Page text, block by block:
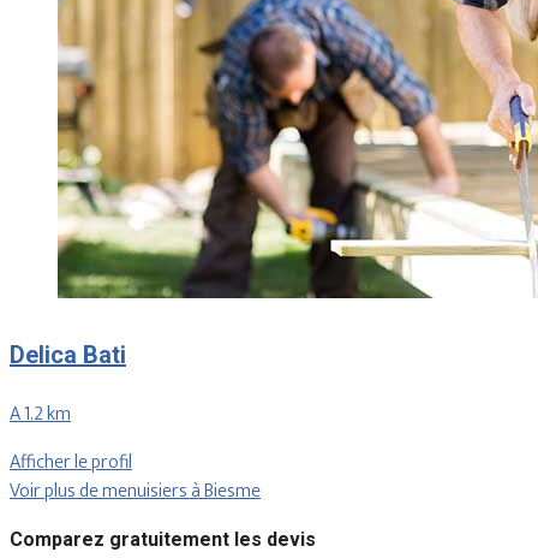
Delica Bati
A 1.2 km
Afficher le profil
Voir plus de menuisiers à Biesme
Comparez gratuitement les devis